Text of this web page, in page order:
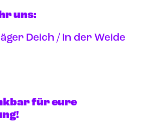
uns:
Deich / In der Weide
für eure